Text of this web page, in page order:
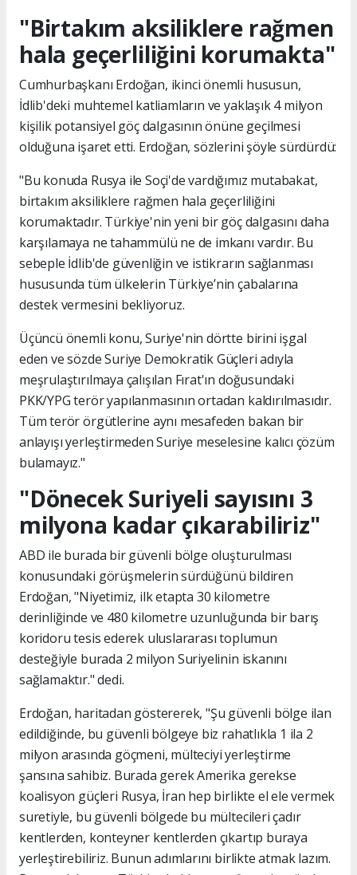
"Birtakım aksiliklere rağmen
hala geçerliliğini korumakta"
Cumhurbaşkanı Erdoğan, ikinci önemli hususun,
İdlib'deki muhtemel katliamların ve yaklaşık 4 milyon
kişilik potansiyel göç dalgasının önüne geçilmesi
olduğuna işaret etti. Erdoğan, sözlerini şöyle sürdürdü:
"Bu konuda Rusya ile Soçi'de vardığımız mutabakat,
birtakım aksiliklere rağmen hala geçerliliğini
korumaktadır. Türkiye'nin yeni bir göç dalgasını daha
karşılamaya ne tahammülü ne de imkanı vardır. Bu
sebeple İdlib'de güvenliğin ve istikrarın sağlanması
hususunda tüm ülkelerin Türkiye’nin çabalarına
destek vermesini bekliyoruz.
Üçüncü önemli konu, Suriye'nin dörtte birini işgal
eden ve sözde Suriye Demokratik Güçleri adıyla
meşrulaştırılmaya çalışılan Fırat'ın doğusundaki
PKK/YPG terör yapılanmasının ortadan kaldırılmasıdır.
Tüm terör örgütlerine aynı mesafeden bakan bir
anlayışı yerleştirmeden Suriye meselesine kalıcı çözüm
bulamayız."
"Dönecek Suriyeli sayısını 3
milyona kadar çıkarabiliriz"
ABD ile burada bir güvenli bölge oluşturulması
konusundaki görüşmelerin sürdüğünü bildiren
Erdoğan, "Niyetimiz, ilk etapta 30 kilometre
derinliğinde ve 480 kilometre uzunluğunda bir barış
koridoru tesis ederek uluslararası toplumun
desteğiyle burada 2 milyon Suriyelinin iskanını
sağlamaktır." dedi.
Erdoğan, haritadan göstererek, "Şu güvenli bölge ilan
edildiğinde, bu güvenli bölgeye biz rahatlıkla 1 ila 2
milyon arasında göçmeni, mülteciyi yerleştirme
şansına sahibiz. Burada gerek Amerika gerekse
koalisyon güçleri Rusya, İran hep birlikte el ele vermek
suretiyle, bu güvenli bölgede bu mültecileri çadır
kentlerden, konteyner kentlerden çıkartıp buraya
yerleştirebiliriz. Bunun adımlarını birlikte atmak lazım.